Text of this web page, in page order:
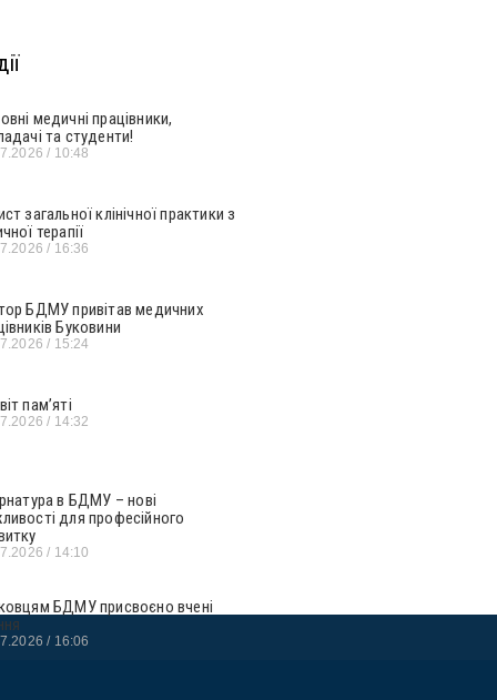
медичні працівники,
та студенти!
10:48
загальної клінічної практики з
терапії
16:36
БДМУ привітав медичних
Буковини
15:24
пам’яті
14:32
в БДМУ – нові
для професійного
14:10
БДМУ присвоєно вчені
16:06